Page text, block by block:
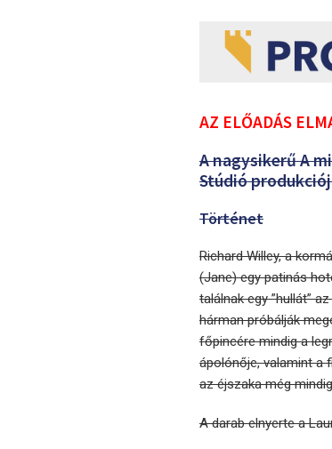
AZ ELŐADÁS
A nagysikerű A
Stúdió
Történet
Richard Willey, a
(Jane) egy patinás
találnak egy ”hullát”
hárman próbálják
főpincére mindig a
ápolónője, valamint a
az éjszaka még
A darab elnyerte a